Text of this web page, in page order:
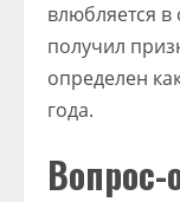
влюбляется
получил
определен
года.
Вопрос-